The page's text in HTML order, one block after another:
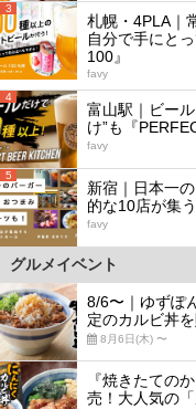
3
札幌・4PLA｜
自分で手にと
100』
favy
4
富山駅｜ビー
け”も『
favy
5
新宿｜日本一
的な10店が集
favy
グルメイベント
8/6〜｜ゆずぽ
定のカルビ丼
8月6日(木) 〜
『焼きたての
売！大人気の